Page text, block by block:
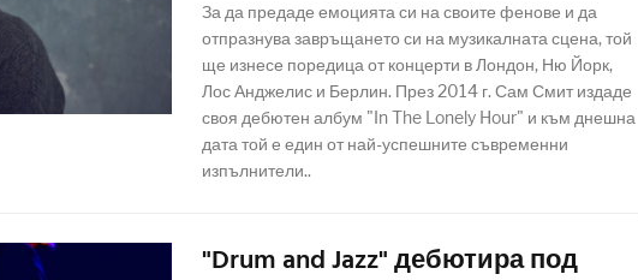
За да предаде емоцията си на своите фенове и да
отпразнува завръщането си на музикалната сцена, той
ще изнесе поредица от концерти в Лондон, Ню Йорк,
Лос Анджелис и Берлин. През 2014 г. Сам Смит издаде
своя дебютен албум "In The Lonely Hour" и към днешна
дата той е един от най-успешните съвременни
изпълнители..
"Drum and Jazz" дебютира под